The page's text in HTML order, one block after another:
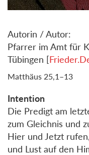
Autorin / Autor:
Pfarrer im Amt für
Tübingen [
Matthäus 25,1–13
Intention
Die Predigt am
zum Gleichnis und
Hier und Jetzt
und Lust auf den